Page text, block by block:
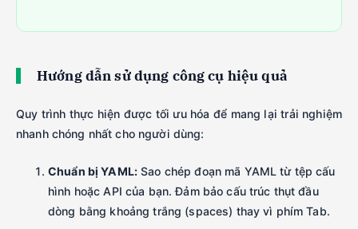
Hướng dẫn sử dụng công cụ hiệu quả
Quy trình thực hiện được tối ưu hóa để mang lại trải nghiệm
nhanh chóng nhất cho người dùng:
Chuẩn bị YAML:Sao chép đoạn mã YAML từ tệp cấu
hình hoặc API của bạn. Đảm bảo cấu trúc thụt đầu
dòng bằng khoảng trắng (spaces) thay vì phím Tab.